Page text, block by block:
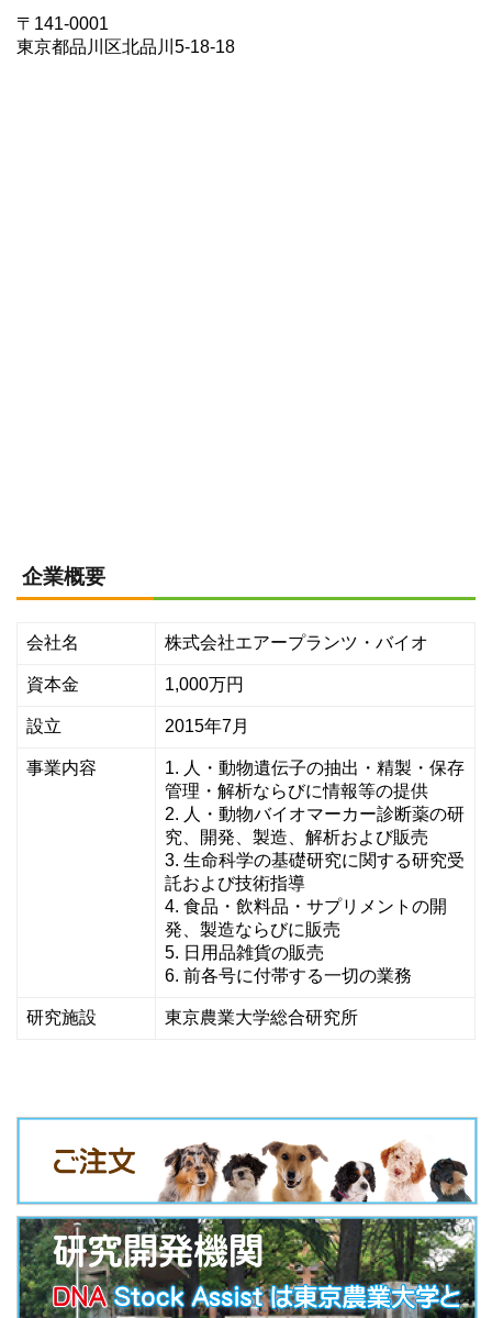
〒141-0001
東京都品川区北品川5-18-18
企業概要
会社名 株式会社エアープランツ・バイオ
資本金 1,000万円
設立 2015年7月
事業内容
1. 人・動物遺伝子の抽出・精製・保存
管理・解析ならびに情報等の提供
2. 人・動物バイオマーカー診断薬の研
究、開発、製造、解析および販売
3. 生命科学の基礎研究に関する研究受
託および技術指導
4. 食品・飲料品・サプリメントの開
発、製造ならびに販売
5. 日用品雑貨の販売
6. 前各号に付帯する一切の業務
研究施設 東京農業大学総合研究所